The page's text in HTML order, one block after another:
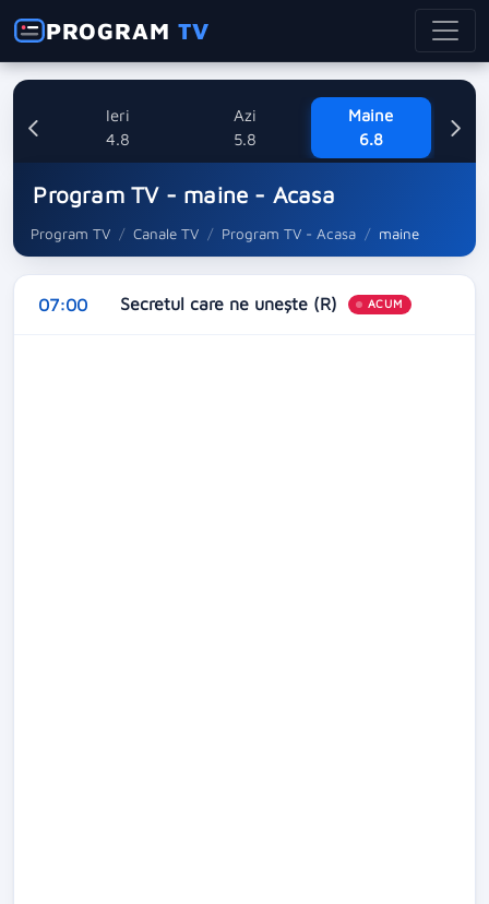
PROGRAMTV
Ieri
4.8
Azi
5.8
Maine
6.8
Program TV - maine - Acasa
Program TV Canale TV Program TV - Acasa maine
07:00 Secretul care ne unește (R) ACUM